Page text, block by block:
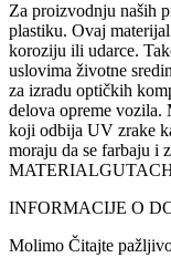
Za proizvodnju naših
plastiku. Ovaj
koroziju ili udarce.
uslovima životne
za izradu optičkih
delova opreme vozila.
koji odbija UV zrake
moraju da se farbaju i
INFORMACIJE O
Molimo Čitajte